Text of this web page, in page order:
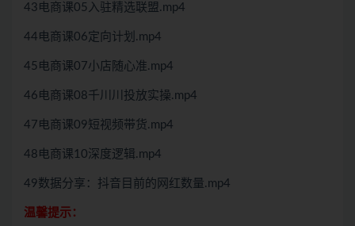
43电商课05入驻精选联盟.mp4
44电商课06定向计划.mp4
45电商课07小店随心准.mp4
46电商课08千川川投放实操.mp4
47电商课09短视频带货.mp4
48电商课10深度逻辑.mp4
49数据分享：抖音目前的网红数量.mp4
温馨提示：